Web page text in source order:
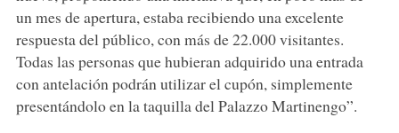
un mes de apertura, estaba recibiendo una excelente
respuesta del público, con más de 22.000 visitantes.
Todas las personas que hubieran adquirido una entrada
con antelación podrán utilizar el cupón, simplemente
presentándolo en la taquilla del Palazzo Martinengo”.